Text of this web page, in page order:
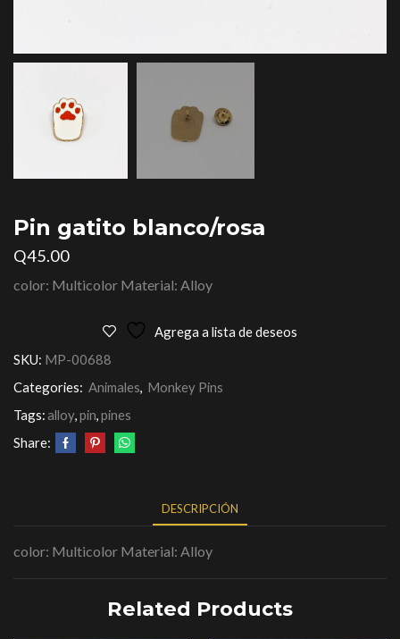
Pin gatito blanco/rosa
Q45.00
color: Multicolor Material: Alloy
Agrega a lista de deseos
SKU: MP-00688
Categories: Animales, Monkey Pins
Tags:alloy,pin,pines
Share:
DESCRIPCIÓN
color: Multicolor Material: Alloy
Related Products